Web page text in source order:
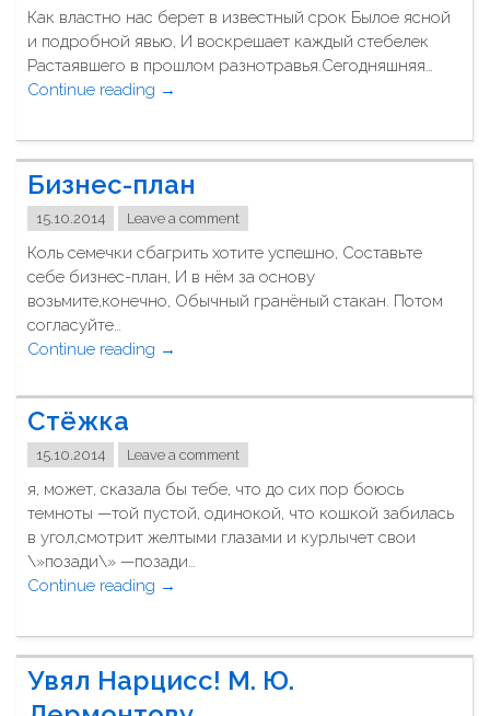
о
г
о
у
ж
н
о
ж
и
т
в
е
т
е
"
Как властно нас берет в известный срок Былое ясной
и подробной явью, И воскрешает каждый стебелек
Растаявшего в прошлом разнотравья.Сегодняшняя…
Continue reading "
а
к
в
л
а
с
т
н
н
с
е
е
т
в
и
т
→
Бизнес-план
15.10.2014 Leave a comment
Коль семечки сбагрить хотите успешно, Составьте
себе бизнес-план, И в нём за основу
возьмите,конечно, Обычный гранёный стакан. Потом
согласуйте…
Continue reading "
и
н
е
с
-
п
л
а
"
→
Стёжка
15.10.2014 Leave a comment
я, может, сказала бы тебе, что до сих пор боюсь
темноты —той пустой, одинокой, что кошкой забилась
в угол,смотрит желтыми глазами и курлычет свои
\»позади\» —позади…
Continue reading "
т
ё
ж
к
→
Увял Нарцисс! М. Ю.